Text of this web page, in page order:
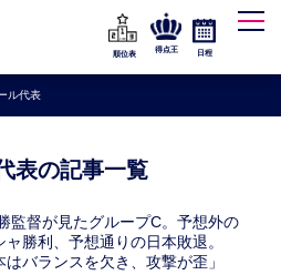
順位表
得点王 日程
ル代表
表の記事一覧
監督が見たグループC。予想外の
ャ勝利、予想通りの日本敗退。
はバランスを欠き、攻撃が歪」